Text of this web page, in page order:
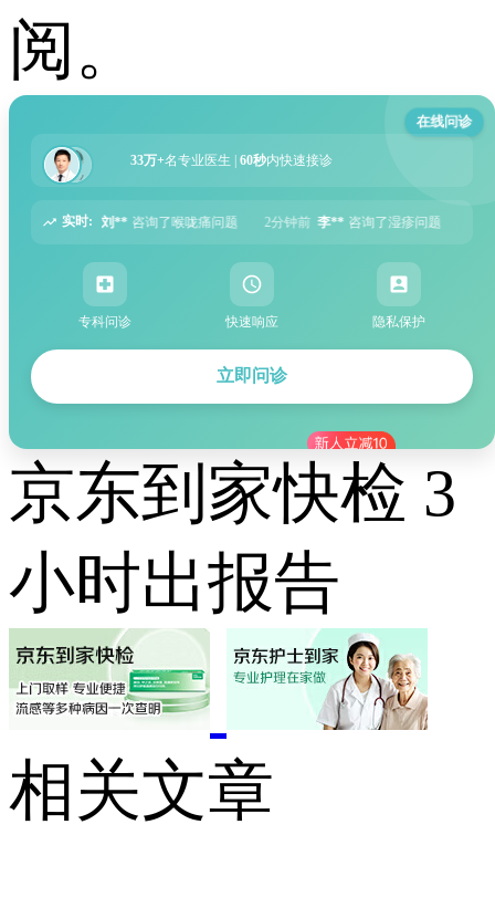
阅。
在线问诊
33万+名专业医生 | 60秒内快速接诊
实时:
痛问题 2分钟前 李** 咨询了湿疹问题 5分钟前 张** 咨询了过敏性鼻炎问
专科问诊 快速响应 隐私保护
立即问诊
京东到家快检 3
小时出报告
相关文章